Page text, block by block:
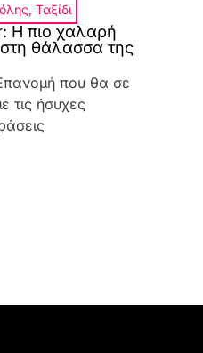
, Ταξίδι
Η πιο χαλαρή
θάλασσα της
που θα σε
τις ήσυχες